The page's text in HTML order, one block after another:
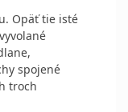
Opäť tie isté
spojené
troch